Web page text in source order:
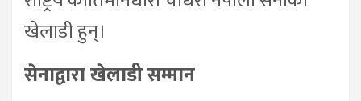
खेलाडी हुन्।
सेनाद्वारा खेलाडी सम्मान